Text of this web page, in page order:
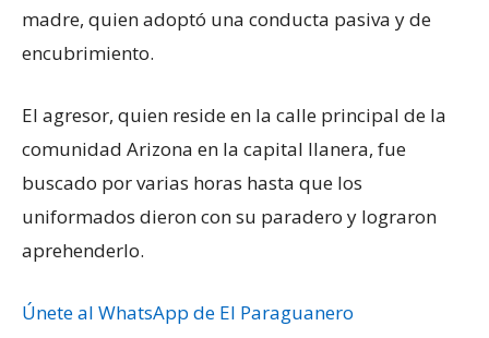
madre, quien adoptó una conducta pasiva y de
encubrimiento.
El agresor, quien reside en la calle principal de la
comunidad Arizona en la capital llanera, fue
buscado por varias horas hasta que los
uniformados dieron con su paradero y lograron
aprehenderlo.
Únete al WhatsApp de El Paraguanero